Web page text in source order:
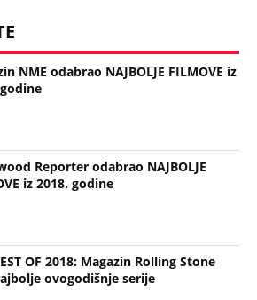
NME odabrao NAJBOLJE FILMOVE iz
Reporter odabrao NAJBOLJE
iz 2018. godine
OF 2018: Magazin Rolling Stone
ovogodišnje serije